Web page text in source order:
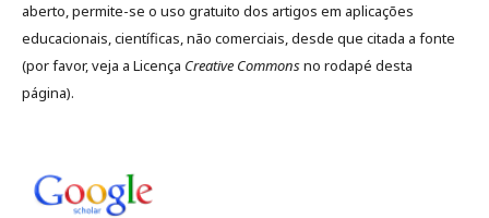
aberto, permite-se o uso gratuito dos artigos em aplicações
educacionais, científicas, não comerciais, desde que citada a fonte
(por favor, veja a Licença Creative Commonsno rodapé desta
página).